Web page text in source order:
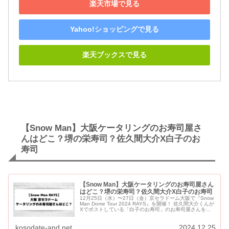
楽天市場で見る
Yahoo!ショッピングで見る
楽天ブックスで見る
【Snow Man】大阪ケータリングのお寿司屋さ
んはどこ？堺の栄寿司？佐久間大介X白子のお
寿司
【Snow Man】大阪ケータリングのお寿司屋さん
はどこ？堺の栄寿司？佐久間大介X白子のお寿司
12月25日（水）〜27日（金）京セラドーム大阪で『Snow
Man Dome Tour 2024 RAYS』を開催！ 佐久間大介くんが
Xでポストしている「白子のお寿司」のお寿司屋さんをご
kosodate-and.net 2024.12.25